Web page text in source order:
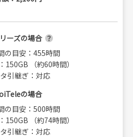
ーズの場合
の目安：455時間
150GB （約60時間）
引継ぎ：対応
の場合
の目安：500時間
150GB （約74時間）
引継ぎ：対応